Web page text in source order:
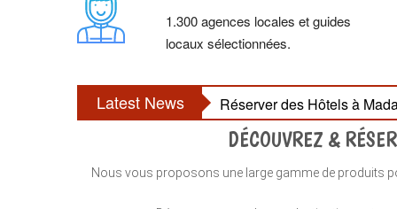
1.300 agences locales et guides
locaux sélectionnées.
Latest News Réserver des Hôtels à
DÉCOUVREZ &
Nous vous proposons une large gamme de produits